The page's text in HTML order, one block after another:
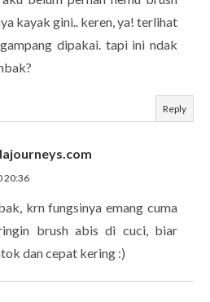
kayak gini.. keren, ya! terlihat
dipakai. tapi ini ndak
Reply
20:36
krn fungsinya emang cuma
brush abis di cuci, biar
dan cepat kering :)